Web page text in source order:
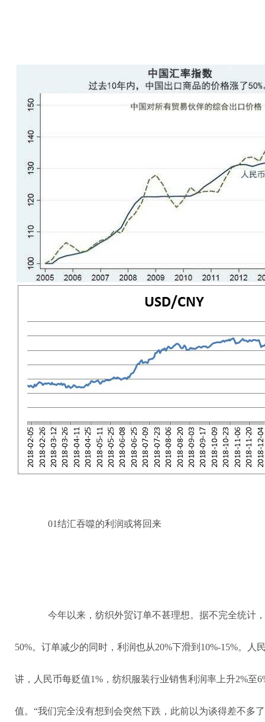
01结汇吞噬的利润或将回来
今年以来，纺织外贸订单不甚理想。据不完全统计
50%。订单减少的同时，利润也从20%下滑到10%-15%。
讲，人民币每贬值1%，纺织服装行业销售利润率上升2%至
值。“我们完全没有想到会突然下跌，此前以为谈得差不多